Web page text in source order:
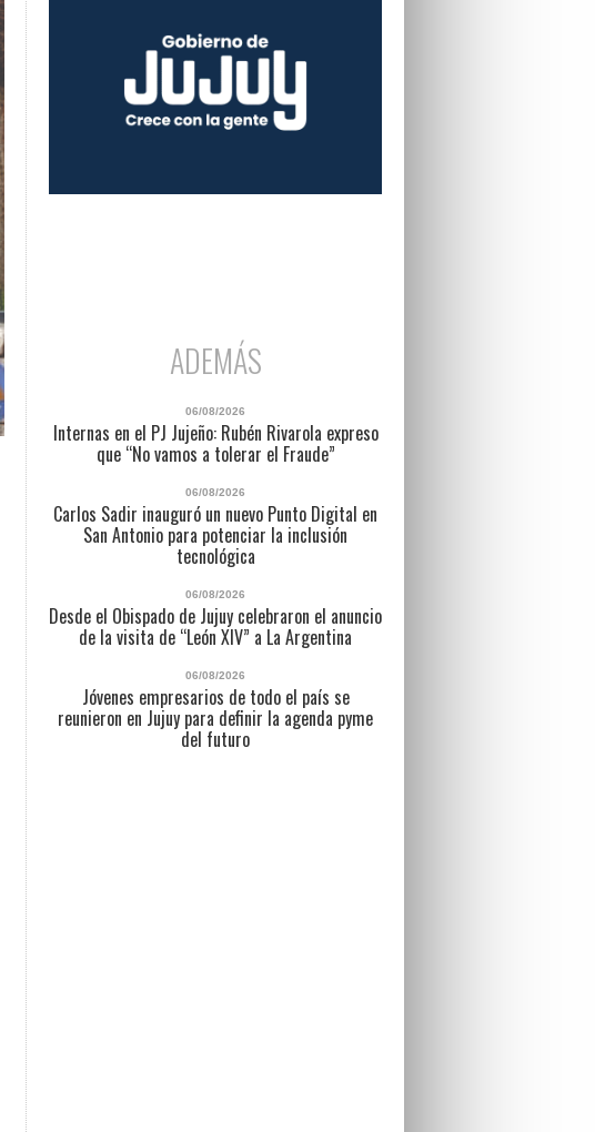
ADEMÁS
06/08/2026
Internas en el PJ Jujeño: Rubén Rivarola expreso
que “No vamos a tolerar el Fraude”
06/08/2026
Carlos Sadir inauguró un nuevo Punto Digital en
San Antonio para potenciar la inclusión
tecnológica
06/08/2026
Desde el Obispado de Jujuy celebraron el anuncio
de la visita de “León XIV” a La Argentina
06/08/2026
Jóvenes empresarios de todo el país se
reunieron en Jujuy para definir la agenda pyme
del futuro